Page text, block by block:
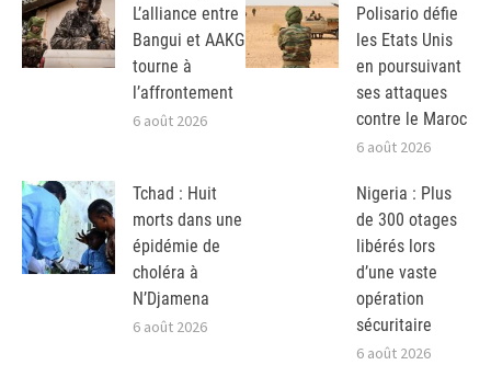
L’alliance entre
Bangui et AAKG
tourne à
l’affrontement
6 août 2026
Polisario défie
les Etats Unis
en poursuivant
ses attaques
contre le Maroc
6 août 2026
Tchad : Huit
morts dans une
épidémie de
choléra à
N’Djamena
6 août 2026
Nigeria : Plus
de 300 otages
libérés lors
d’une vaste
opération
sécuritaire
6 août 2026